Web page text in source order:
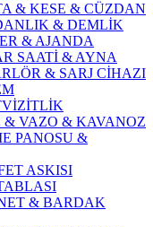
& KESE & CÜZDAN
& DEMLİK
& AJANDA
SAATİ & AYNA
& SARJ CİHAZI
& VAZO & KAVANOZ
PANOSU &
ASKISI
& BARDAK